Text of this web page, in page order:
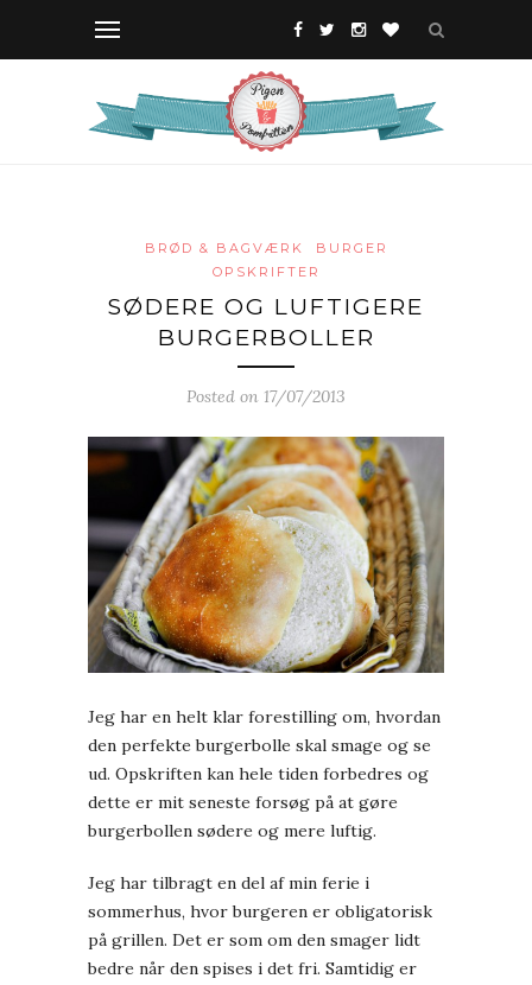
BRØD & BAGVÆRK
BURGER
OPSKRIFTER
SØDERE OG LUFTIGERE
BURGERBOLLER
Posted on 17/07/2013
Jeg har en helt klar forestilling om, hvordan
den perfekte burgerbolle skal smage og se
ud. Opskriften kan hele tiden forbedres og
dette er mit seneste forsøg på at gøre
burgerbollen sødere og mere luftig.
Jeg har tilbragt en del af min ferie i
sommerhus, hvor burgeren er obligatorisk
på grillen. Det er som om den smager lidt
bedre når den spises i det fri. Samtidig er